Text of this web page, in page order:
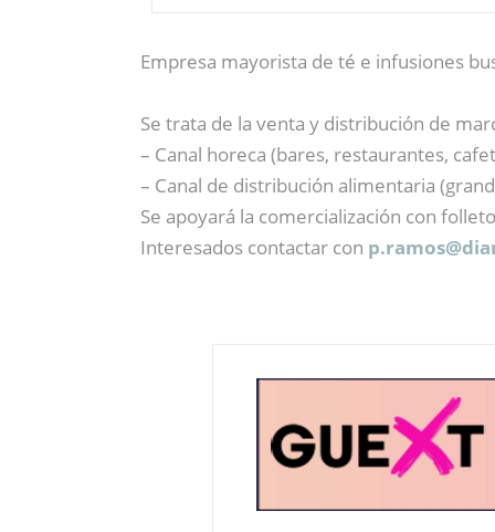
Empresa mayorista de té e infusiones
Se trata de la venta y distribución de
– Canal horeca (bares, restaurantes,
– Canal de distribución alimentaria
Se apoyará la comercialización con
Interesados contactar con p.ramos@